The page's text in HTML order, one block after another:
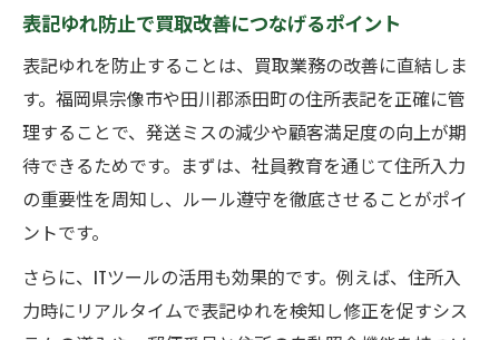
表記ゆれ防止で買取改善につなげるポイント
表記ゆれを防止することは、買取業務の改善に直結しま
す。福岡県宗像市や田川郡添田町の住所表記を正確に管
理することで、発送ミスの減少や顧客満足度の向上が期
待できるためです。まずは、社員教育を通じて住所入力
の重要性を周知し、ルール遵守を徹底させることがポイ
ントです。
さらに、ITツールの活用も効果的です。例えば、住所入
力時にリアルタイムで表記ゆれを検知し修正を促すシス